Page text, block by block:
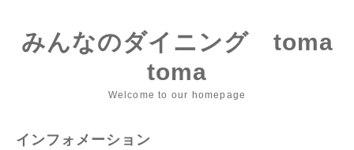
みんなのダイニング toma
toma
Welcome to our homepage
インフォメーション